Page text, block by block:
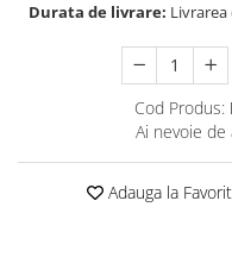
Durata de livrare:
Cod Produs:
Ai nevoie de
Adauga la